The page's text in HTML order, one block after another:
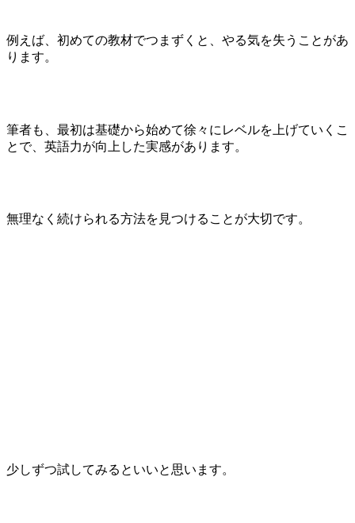
例えば、初めての教材でつまずくと、やる気を失うことがあ
ります。
筆者も、最初は基礎から始めて徐々にレベルを上げていくこ
とで、英語力が向上した実感があります。
無理なく続けられる方法を見つけることが大切です。
少しずつ試してみるといいと思います。